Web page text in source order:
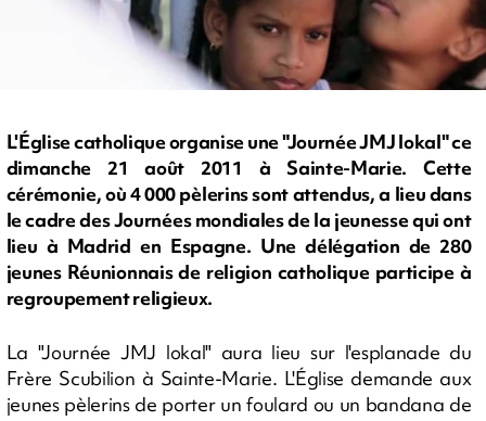
L'Église catholique organise une "Journée JMJ lokal" ce
dimanche 21 août 2011 à Sainte-Marie. Cette
cérémonie, où 4 000 pèlerins sont attendus, a lieu dans
le cadre des Journées mondiales de la jeunesse qui ont
lieu à Madrid en Espagne. Une délégation de 280
jeunes Réunionnais de religion catholique participe à
regroupement religieux.
La "Journée JMJ lokal" aura lieu sur l'esplanade du
Frère Scubilion à Sainte-Marie. L'Église demande aux
jeunes pèlerins de porter un foulard ou un bandana de